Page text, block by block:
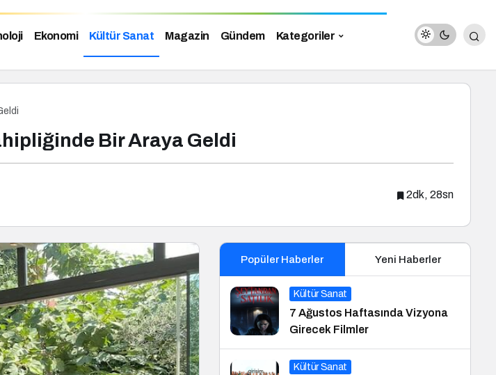
Ekonomi Kültür Sanat Magazin Gündem Kategoriler
Bir Araya Geldi
2dk, 28sn
Popüler Haberler Yeni Haberler
Kültür Sanat
7 Ağustos Haftasında Vizyona
Girecek Filmler
Kültür Sanat